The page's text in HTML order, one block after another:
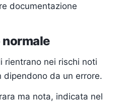
documentazione
normale
rientrano nei rischi noti
dipendono da un errore.
ma nota, indicata nel